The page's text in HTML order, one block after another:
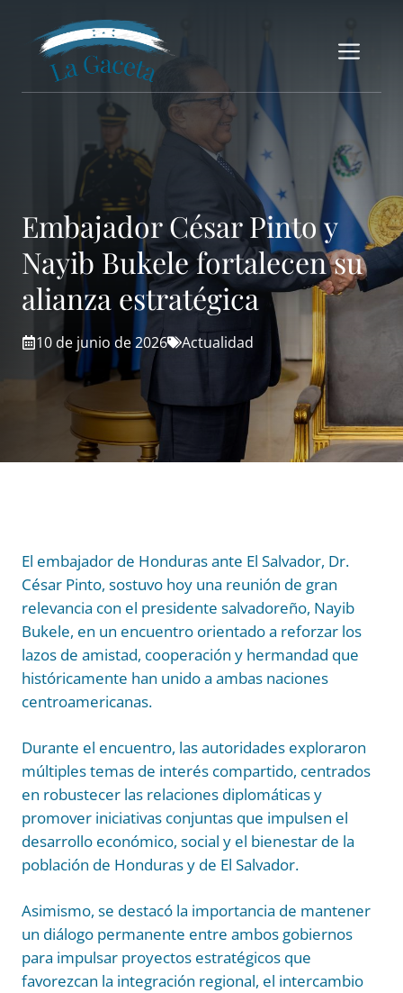
contenido
Embajador César Pinto y
Nayib Bukele fortalecen su
alianza estratégica
10 de junio de 2026 Actualidad
El embajador de Honduras ante El Salvador, Dr.
César Pinto, sostuvo hoy una reunión de gran
relevancia con el presidente salvadoreño, Nayib
Bukele, en un encuentro orientado a reforzar los
lazos de amistad, cooperación y hermandad que
históricamente han unido a ambas naciones
centroamericanas.
Durante el encuentro, las autoridades exploraron
múltiples temas de interés compartido, centrados
en robustecer las relaciones diplomáticas y
promover iniciativas conjuntas que impulsen el
desarrollo económico, social y el bienestar de la
población de Honduras y de El Salvador.
Asimismo, se destacó la importancia de mantener
un diálogo permanente entre ambos gobiernos
para impulsar proyectos estratégicos que
favorezcan la integración regional, el intercambio